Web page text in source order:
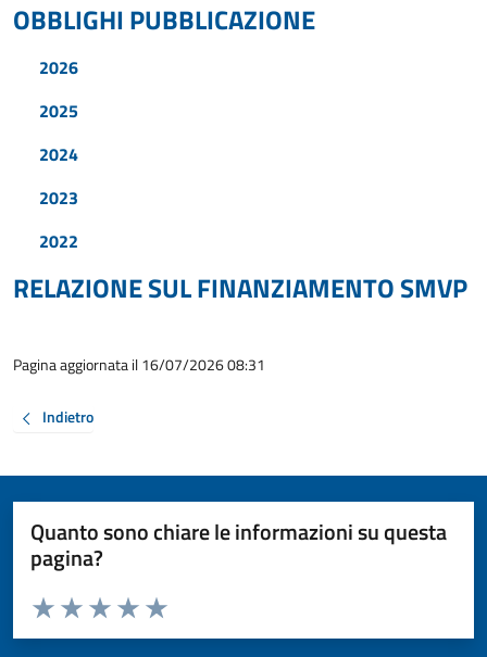
OBBLIGHI PUBBLICAZIONE
2026
2025
2024
2023
2022
RELAZIONE SUL FINANZIAMENTO SMVP
Pagina aggiornata il 16/07/2026 08:31
Indietro
Quanto sono chiare le informazioni su questa
pagina?
Valuta da 1 a 5 stelle la pagina
Valuta 5 stelle su 5
Valuta 4 stelle su 5
Valuta 3 stelle su 5
Valuta 2 stelle su 5
Valuta 1 stelle su 5